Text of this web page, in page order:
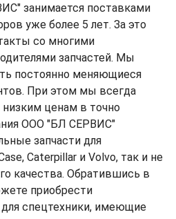
занимается поставками
уже более 5 лет. За это
со многими
запчастей. Мы
постоянно меняющиеся
При этом мы всегда
низким ценам в точно
ООО "БЛ СЕРВИС"
запчасти для
Caterpillar и Volvo, так и не
качества. Обратившись в
приобрести
спецтехники, имеющие